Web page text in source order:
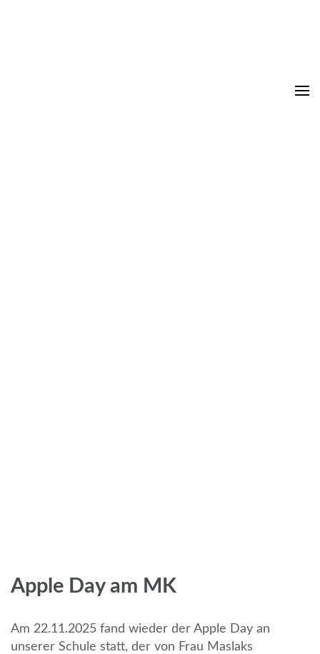
Apple Day am MK
Am 22.11.2025 fand wieder der Apple Day an
unserer Schule statt, der von Frau Maslaks